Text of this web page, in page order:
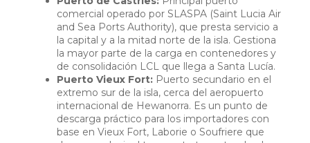
comercial operado por SLASPA (Saint Lucia Air
and Sea Ports Authority), que presta servicio a
la capital y a la mitad norte de la isla. Gestiona
la mayor parte de la carga en contenedores y
de consolidación LCL que llega a Santa Lucía.
Puerto Vieux Fort: Puerto secundario en el
extremo sur de la isla, cerca del aeropuerto
internacional de Hewanorra. Es un punto de
descarga práctico para los importadores con
base en Vieux Fort, Laborie o Soufriere que